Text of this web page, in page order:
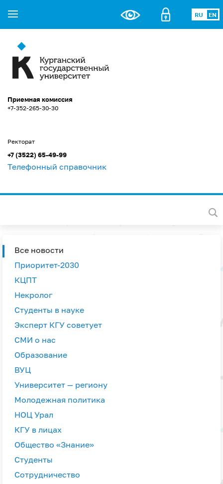
RU EN
Приемная комиссия
+7-352-265-30-30
Ректорат
+7 (3522) 65-49-99
Телефонный справочник
Все новости
Приоритет-2030
КЦПТ
Некролог
Студенты в науке
Эксперт КГУ советует
СМИ о нас
Образование
ВУЦ
Университет — региону
Молодежная политика
НОЦ Урал
КГУ в лицах
Общество «Знание»
Студенты
Сотрудничество